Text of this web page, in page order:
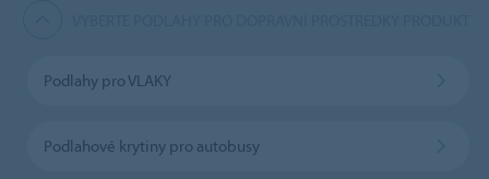
Podlahy pro VLAKY
Podlahové krytiny pro autobusy